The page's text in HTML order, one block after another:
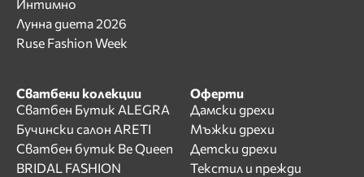
Интимно
Лунна диета 2026
Ruse Fashion Week
Сватбени колекции
Сватбен Бутик ALEGRA
Бучински салон ARETI
Сватбен бутик Be Queen
BRIDAL FASHION
Оферти
Дамски дрехи
Мъжки дрехи
Детски дрехи
Текстил и прежди